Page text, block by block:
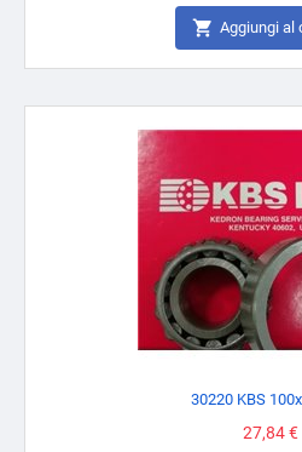
 Aggiungi al
30220 KBS
Prezzo
27,84 €